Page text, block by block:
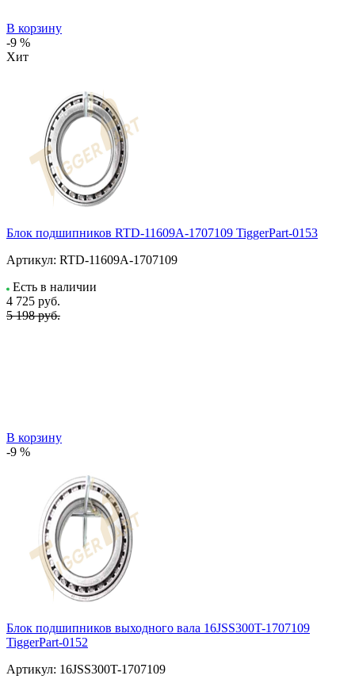
В корзину
-9 %
Хит
Блок подшипников RTD-11609A-1707109 TiggerPart-0153
Артикул: RTD-11609A-1707109
Есть в наличии
4 725 руб.
5 198 руб.
В корзину
-9 %
Блок подшипников выходного вала 16JSS300T-1707109
TiggerPart-0152
Артикул: 16JSS300T-1707109